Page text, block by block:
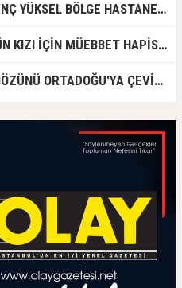
DR. GÜVENÇ YÜKSEL BÖLGE HASTANESİ'NDE ÇALIŞMAYA BAŞLADI
GÜLLÜ'NÜN KIZI İÇİN MÜEBBET HAPİS CEZASI İSTENDİ!
ASRİAD GÖZÜNÜ ORTADOĞU'YA ÇEVİRDİ